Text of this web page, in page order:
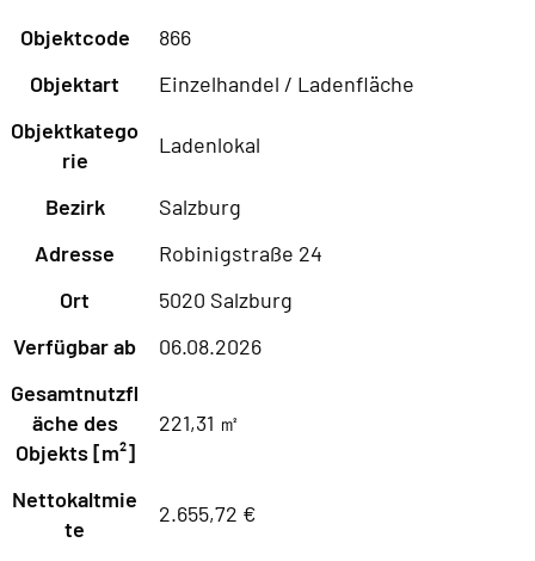
Objektcode
866
Objektart
Einzelhandel / Ladenfläche
Objektkatego
rie
Ladenlokal
Bezirk
Salzburg
Adresse
Robinigstraße 24
Ort
5020 Salzburg
Verfügbar ab
06.08.2026
Gesamtnutzfl
äche des
Objekts [m²]
221,31 ㎡
Nettokaltmie
te
2.655,72 €